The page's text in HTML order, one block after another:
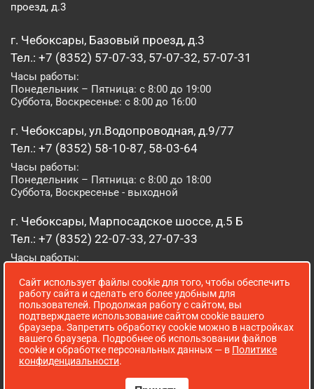
проезд, д.3
г. Чебоксары, Базовый проезд, д.3
Тел.: +7 (8352) 57-07-33, 57-07-32, 57-07-31
Часы работы:
Понедельник – Пятница: с 8:00 до 19:00
Суббота, Воскресенье: с 8:00 до 16:00
г. Чебоксары, ул.Водопроводная, д.9/77
Тел.: +7 (8352) 58-10-87, 58-03-64
Часы работы:
Понедельник – Пятница: с 8:00 до 18:00
Суббота, Воскресенье - выходной
г. Чебоксары, Марпосадское шоссе, д.5 Б
Тел.: +7 (8352) 22-07-33, 27-07-33
Часы работы:
Суббота, Воскресенье: с 8:00 до 16:00
г. Йошкар-Ола, ул. Луначарского, д. 52 А
Тел.: (8362) 41-07-31
Часы работы:
Понедельник – Пятница: с 8:00 до 18:00
Сайт использует файлы cookie для того, чтобы обеспечить
работу сайта и сделать его более удобным для
пользователей. Продолжая работу с сайтом, вы
подтверждаете использование сайтом cookie вашего
браузера. Запретить обработку cookie можно в настройках
вашего браузера. Подробнее об использовании файлов
cookie и обработке персональных данных — в Политике
конфиденциальности.